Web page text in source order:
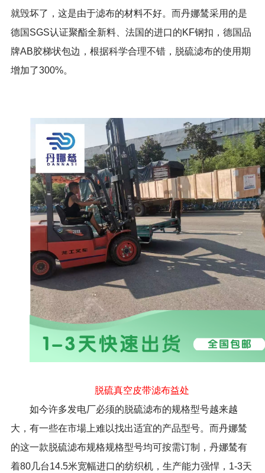
就毁坏了，这是由于滤布的材料不好。而丹娜鸶采用的是
德国 SGS认证聚酯全新料、法国的进口的KF钢扣，德国品
牌AB胶梯状包边，根据科学合理不错，脱硫滤布的使用期
增加了300%。
脱硫真空皮带滤布益处
如今许多发电厂必须的脱硫滤布的规格型号越来越
大，有一些在市場上难以找出适宜的产品型号。而丹娜鸶
的这一款脱硫滤布规格规格型号均可按需订制，丹娜鸶有
着80几台14.5米宽幅进口的纺织机，生产能力强悍， 1-3天